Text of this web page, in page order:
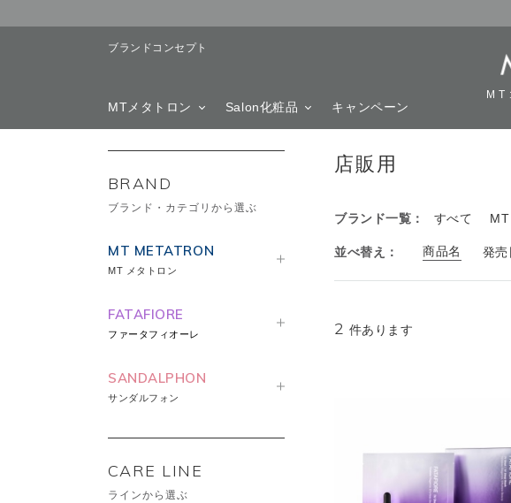
MT
ブランドコンセプト
MTメタトロン Salon化粧品 キャンペーン
店販用
ブランド一覧： すべて
並べ替え： 商品名 発売
2 件あります
BRAND
ブランド・カテゴリから選ぶ
MT METATRON
MT メタトロン
FATAFIORE
ファータフィオーレ
SANDALPHON
サンダルフォン
CARE LINE
ラインから選ぶ